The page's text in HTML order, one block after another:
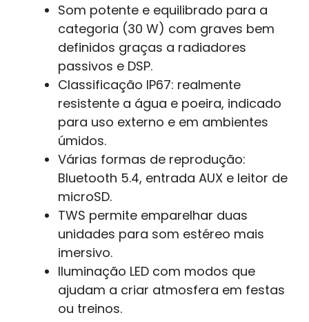
Som potente e equilibrado para a
categoria (30 W) com graves bem
definidos graças a radiadores
passivos e DSP.
Classificação IP67: realmente
resistente a água e poeira, indicado
para uso externo e em ambientes
úmidos.
Várias formas de reprodução:
Bluetooth 5.4, entrada AUX e leitor de
microSD.
TWS permite emparelhar duas
unidades para som estéreo mais
imersivo.
Iluminação LED com modos que
ajudam a criar atmosfera em festas
ou treinos.